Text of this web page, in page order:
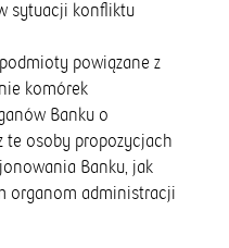
sytuacji konfliktu
powiązane z
komórek
Banku o
te osoby propozycjach
Banku, jak
organom administracji